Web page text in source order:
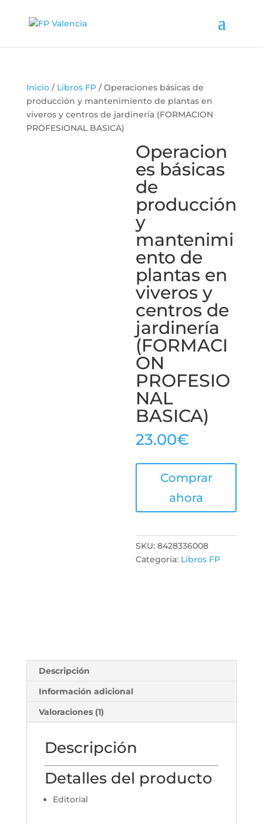
Inicio/ Libros FP/ Operaciones básicas de
producción y mantenimiento de plantas en
viveros y centros de jardinería (FORMACION
PROFESIONAL BASICA)
Operacion
es básicas
de
producción
y
mantenimi
ento de
plantas en
viveros y
centros de
jardinería
(FORMACI
ON
PROFESIO
NAL
BASICA)
23.00€
Comprar
ahora
SKU:8428336008
Categoría: Libros FP
Descripción
Información adicional
Valoraciones (1)
Descripción
Detalles del producto
Editorial